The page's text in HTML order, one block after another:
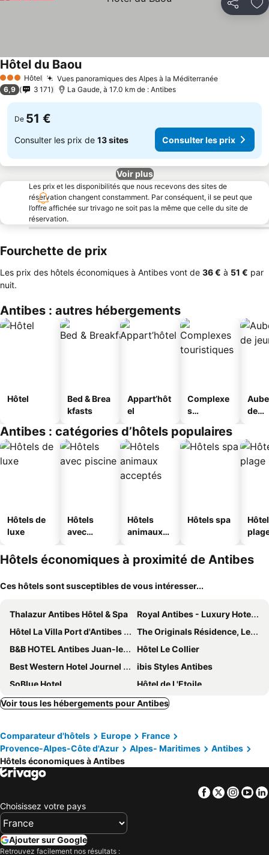
Partager
3 ÉtoilesHôtel Vues panoramiques des Alpes à la MéditerranéeConsulter
Hôtel du BaouConsulter les prix
6,9 3 171 La Gaude, à 17.0 km de : Antibes
De 51 €
Consulter les prix de 13 sites Consulter les prix
Voir plus
Les prix et les disponibilités que nous recevons des sites de
réservation changent constamment. Par conséquent, il se peut que
l’offre affichée sur trivago ne soit pas la même que celle du site de
réservation.
Fourchette de prix
Les prix des hôtels économiques à Antibes vont de ‎36 € à ‎51 € par
nuit.
Antibes : autres hébergements
Hôtel
Bed & Brea
kfasts
Appart’hôt
el
Complexe
s
s
de
Antibes : catégories d’hôtels populaires
Hôtels de
luxe
Hôtels
avec
Hôtels
animaux
Hôtels spa
Hôtels économiques à proximité de Antibes
Ces hôtels sont susceptibles de vous intéresser...
Thalazur Antibes Hôtel & Spa
Royal Antibes - Luxury Hotel, Résidence, Beach & Spa
Hôtel La Villa Port d'Antibes & Spa
The Originals Résidence, Les Strélitzias
B&B HOTEL Antibes Juan-les-Pins
Hôtel Le Collier
Best Western Hotel Journel Antibes
ibis Styles Antibes
SoBlue Hotel
Hôtel de L'Etoile
Hôtel Josse
Cap d'Antibes Beach Hotel
Best Western Plus Antibes Riviera
La Garoupe Gardiole
Hotel Villa Mirae by Inwood Hotels - Cap Antibes
Hôtel Miramar Cap d'Antibes
La Place Boutique Hotel
Hotel Relais Du Postillon
Mas Djoliba
Safranier Townhouse
Hotel Beau Site
Voir tous les hébergements pour Antibes
Comparateur d'hôtels Europe
France
Provence-Alpes-Côte d'Azur
Alpes- Maritimes
Antibes
Hôtels économiques à Antibes
Facebook
Twitter
Choisissez votre pays
Ajouter sur Google
Retrouvez facilement nos résultats :